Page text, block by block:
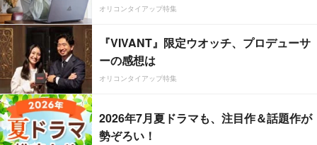
オリコンタイアップ特集
『VIVANT』限定ウオッチ、プロデューサ
ーの感想は
オリコンタイアップ特集
2026年7月夏ドラマも、注目作＆話題作が
勢ぞろい！